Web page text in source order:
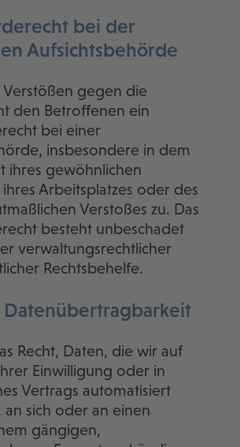
bei der
Aufsichts­behörde
Verstößen gegen die
den Betroffenen ein
bei einer
insbesondere in dem
ihres gewöhnlichen
Arbeitsplatzes oder des
Verstoßes zu. Das
besteht unbeschadet
verwaltungsrechtlicher
Rechtsbehelfe.
Daten­übertrag­barkeit
Recht, Daten, die wir auf
Einwilligung oder in
Vertrags automatisiert
sich oder an einen
gängigen,